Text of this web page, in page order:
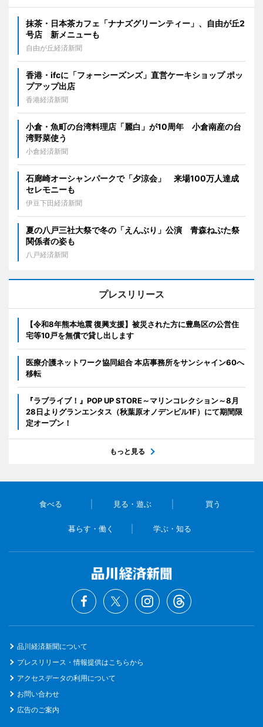
抹茶・日本茶カフェ「ナナズグリーンティー」、自由が丘2
号店 新メニューも
自由が丘経済新聞
香港・ifcに「フォーシーズンズ」直営ケーキショップ ポッ
プアップ出店
香港経済新聞
小倉・魚町の台湾料理店「麗白」が10周年 小倉南産の台
湾野菜使う
小倉経済新聞
石廊崎オーシャンパークで「夕涼会」 来場100万人達成
セレモニーも
伊豆下田経済新聞
夏の八戸三社大祭で冬の「えんぶり」公演 青森ねぶた祭
関係者の姿も
八戸経済新聞
プレスリリース
【令和8年熊本地震 復興支援】被災された方に豊島区の公営住
宅等10戸を無償で貸し出します
医療介護ネットワーク協同組合 本店事務所をサンシャイン60へ
移転
『ラブライブ！』POP UP STORE～マリンコレクション～8月
28日よりグランエンタス（秋葉原オノデンビル1F）にて期間限
定オープン！
もっと見る
食べる 見る・遊ぶ 買う
暮らす・働く 学ぶ・知る
品川経済新聞について
プレスリリース・情報提供はこちらから
アクセスデータの利用について
お問い合わせ
広告のご案内